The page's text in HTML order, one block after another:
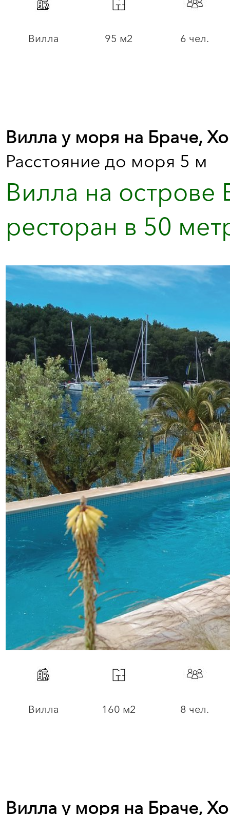
Вилла 95 м2 6 чел.
Вилла у моря на Браче,
Расстояние до моря 5 м
Вилла на острове
ресторан в 50
Вилла 160 м2 8 чел.
Вилла у моря на Браче,